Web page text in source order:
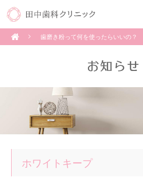
歯磨き粉って何を使ったらいいの？
ホワイトキープ